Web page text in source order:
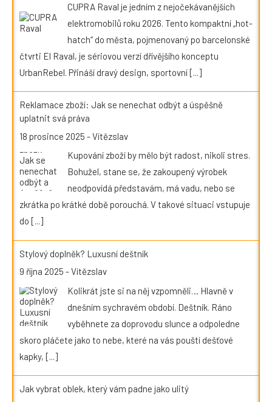
CUPRA Raval je jedním z nejočekávanějších
elektromobilů roku 2026. Tento kompaktní „hot-
hatch“ do města, pojmenovaný po barcelonské
čtvrti El Raval, je sériovou verzí dřívějšího konceptu
UrbanRebel. Přináší dravý design, sportovní[...]
Reklamace zboží: Jak se nenechat odbýt a úspěšně
uplatnit svá práva
18 prosince 2025 -Vítězslav
Kupování zboží by mělo být radost, nikoli stres.
Bohužel, stane se, že zakoupený výrobek
neodpovídá představám, má vadu, nebo se
zkrátka po krátké době porouchá. V takové situaci vstupuje
do [...]
Stylový doplněk? Luxusní deštník
9 října 2025 -Vítězslav
Kolikrát jste si na něj vzpomněli… Hlavně v
dnešním sychravém období. Deštník. Ráno
vyběhnete za doprovodu slunce a odpoledne
skoro pláčete jako to nebe, které na vás pouští dešťové
kapky, [...]
Jak vybrat oblek, který vám padne jako ulitý